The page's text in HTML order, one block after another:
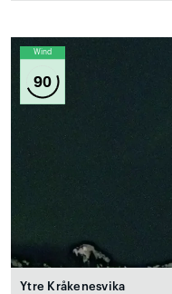
Wind
90
Ytre Kråkenesvika